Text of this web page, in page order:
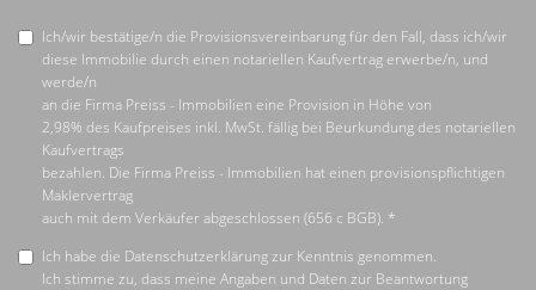
Ich/wir bestätige/n die Provisionsvereinbarung für den Fall, dass ich/wir
diese Immobilie durch einen notariellen Kaufvertrag erwerbe/n, und
werde/n
an die Firma Preiss - Immobilien eine Provision in Höhe von
2,98% des Kaufpreises inkl. MwSt. fällig bei Beurkundung des notariellen
Kaufvertrags
bezahlen. Die Firma Preiss - Immobilien hat einen provisionspflichtigen
Maklervertrag
auch mit dem Verkäufer abgeschlossen (656 c BGB). *
Ich habe die Datenschutzerklärung zur Kenntnis genommen.
Ich stimme zu, dass meine Angaben und Daten zur Beantwortung